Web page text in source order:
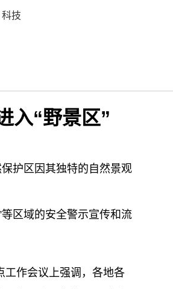
科技
入“野景区”
护区因其独特的自然景观
区域的安全警示宣传和流
工作会议上强调，各地各